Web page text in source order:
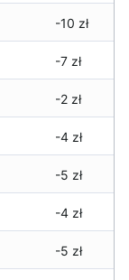
-10 zł
-7 zł
-2 zł
-4 zł
-5 zł
-4 zł
-5 zł